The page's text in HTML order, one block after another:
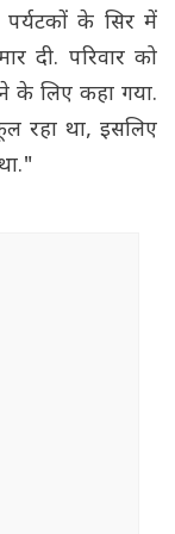
पर्यटकों के सिर में
दी. परिवार को
के लिए कहा गया.
रहा था, इसलिए